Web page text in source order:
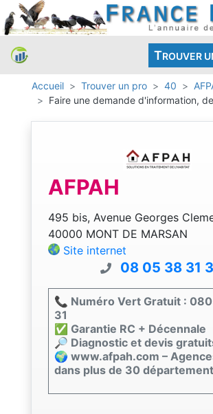
TROUVER
Accueil Trouver un pro 40
Faire une demande d'information,
AFPAH
495 bis, Avenue Georges
40000 MONT DE MARSAN
Site internet
08 05 38 31
📞 Numéro Vert Gratuit :
31
✅ Garantie RC + Décennale
🔎 Diagnostic et devis
🌍 www.afpah.com –
dans plus de 30